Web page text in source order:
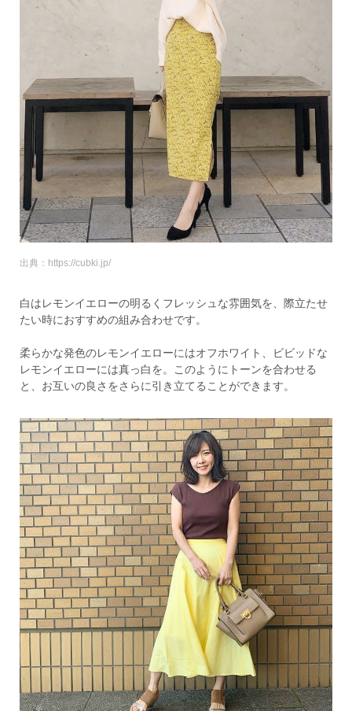
出典：https://cubki.jp/
白はレモンイエローの明るくフレッシュな雰囲気を、際立たせ
たい時におすすめの組み合わせです。
柔らかな発色のレモンイエローにはオフホワイト、ビビッドな
レモンイエローには真っ白を。このようにトーンを合わせる
と、お互いの良さをさらに引き立てることができます。